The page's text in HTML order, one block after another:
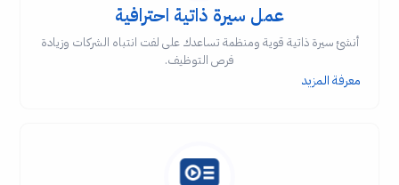
عمل سيرة ذاتية احترافية
أنشئ سيرة ذاتية قوية ومنظمة تساعدك على لفت انتباه الشركات وزيادة
فرص التوظيف.
معرفة المزيد